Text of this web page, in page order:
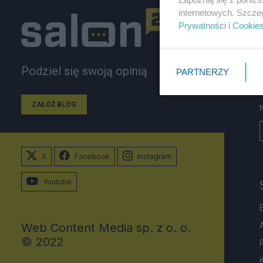
Podziel się swoją opinią
ZAŁÓŻ BLOG
X Facebook Instagram
Youtube
Web Content Media sp. z o. o.
© 2022
internetowych.
Prywatności i Cookies
PARTNERZY